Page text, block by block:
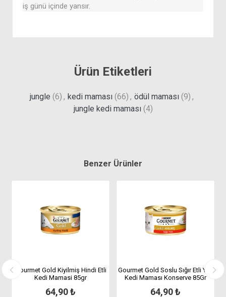
iş günü içinde yansır.
Ürün Etiketleri
jungle (6) , kedi maması (66) , ödül maması (9) ,
jungle kedi maması (4)
Benzer Ürünler
Gourmet Gold Kiyilmiş Hindi Etli
Kedi Mamasi 85gr
64,90 ₺
Gourmet Gold Soslu Sığır Etli Yaş
Kedi Maması Konserve 85Gr
64,90 ₺